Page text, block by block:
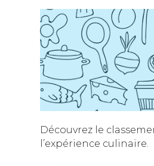
Découvrez le
l’expérience culinaire.